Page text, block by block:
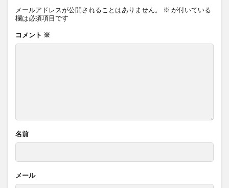
メールアドレスが公開されることはありません。 ※ が付いている
欄は必須項目です
コメント ※
名前
メール